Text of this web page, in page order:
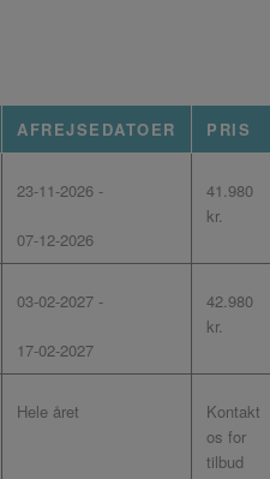
AFREJSEDATOER PRIS
23-11-2026 -
07-12-2026
41.980
kr.
03-02-2027 -
17-02-2027
42.980
kr.
Hele året
Kontakt
os for
tilbud